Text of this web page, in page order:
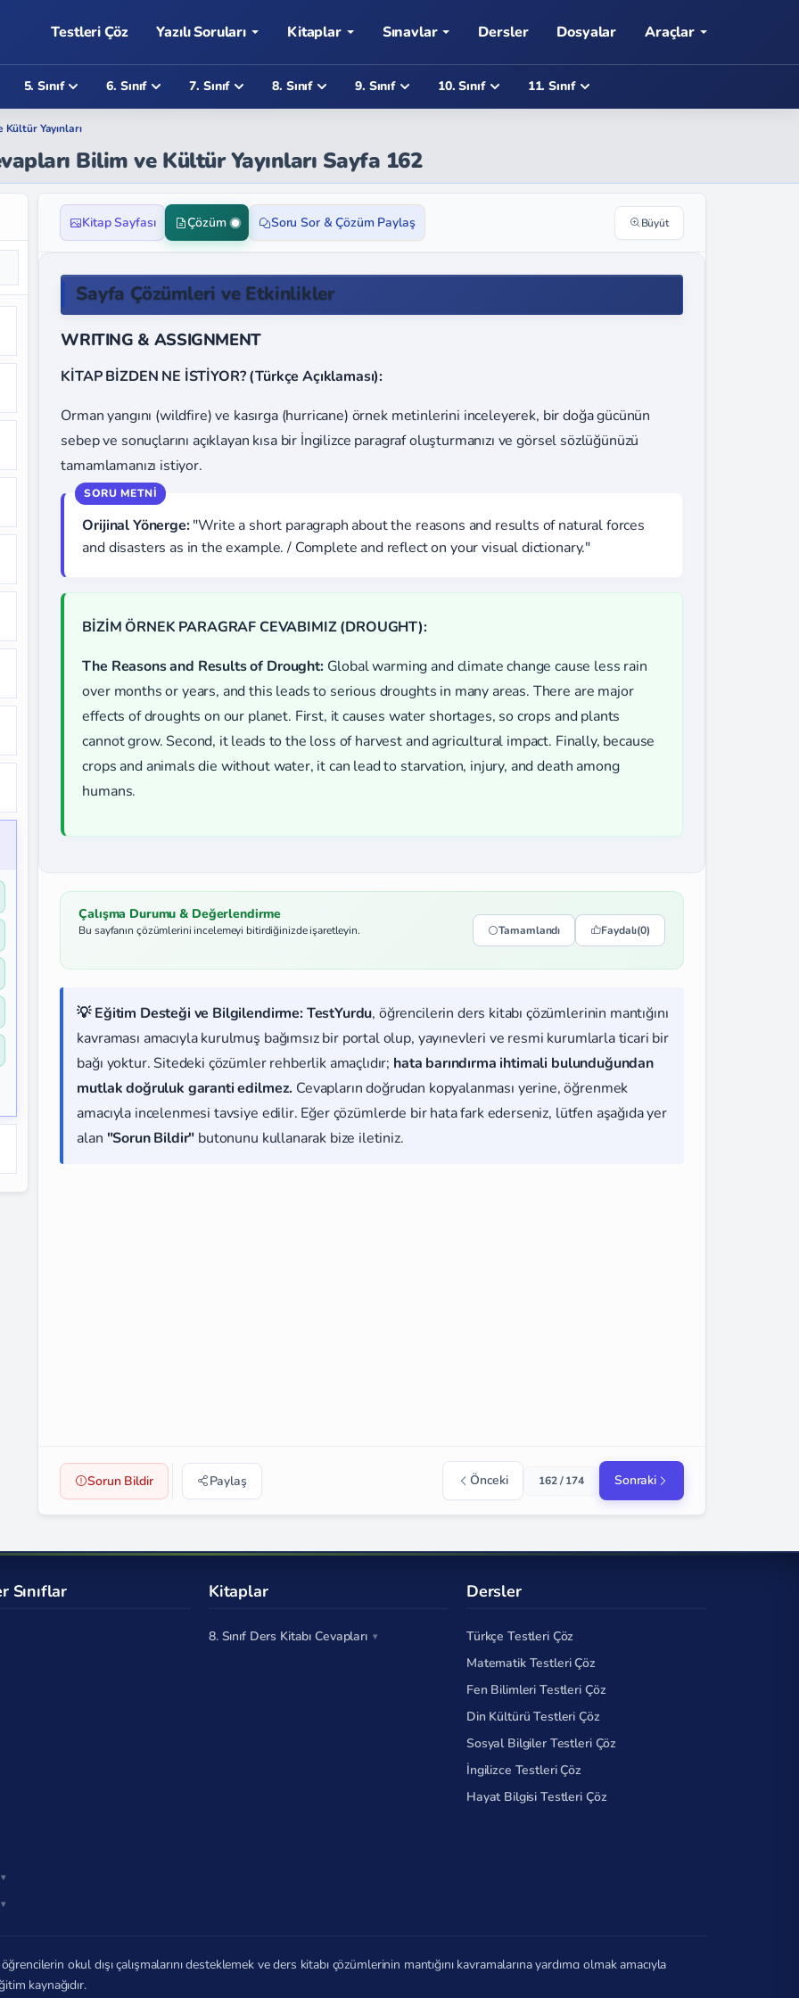
Testleri Çöz Yazılı Soruları Kitaplar Sınavlar Dersler Dosyalar Araçlar
5. Sınıf 6. Sınıf 7. Sınıf 8. Sınıf 9. Sınıf 10. Sınıf 11. Sınıf
Kültür Yayınları
Bilim ve Kültür Yayınları Sayfa 162
Kitap Sayfası Çözüm Soru Sor & Çözüm Paylaş Büyüt
Sayfa Çözümleri ve Etkinlikler
WRITING & ASSIGNMENT
KİTAP BİZDEN NE İSTİYOR? (Türkçe Açıklaması):
Orman yangını (wildfire) ve kasırga (hurricane) örnek metinlerini inceleyerek, bir doğa gücünün
sebep ve sonuçlarını açıklayan kısa bir İngilizce paragraf oluşturmanızı ve görsel sözlüğünüzü
tamamlamanızı istiyor.
Orijinal Yönerge:"Write a short paragraph about the reasons and results of natural forces
and disasters as in the example. / Complete and reflect on your visual dictionary."
BİZİM ÖRNEK PARAGRAF CEVABIMIZ (DROUGHT):
The Reasons and Results of Drought:Global warming and climate change cause less rain
over months or years, and this leads to serious droughts in many areas. There are major
effects of droughts on our planet. First, it causes water shortages, so crops and plants
cannot grow. Second, it leads to the loss of harvest and agricultural impact. Finally, because
crops and animals die without water, it can lead to starvation, injury, and death among
humans.
Çalışma Durumu & Değerlendirme
Bu sayfanın çözümlerini incelemeyi bitirdiğinizde işaretleyin. Tamamlandı Faydalı(0)
💡 Eğitim Desteği ve Bilgilendirme:TestYurdu, öğrencilerin ders kitabı çözümlerinin mantığını
kavraması amacıyla kurulmuş bağımsız bir portal olup, yayınevleri ve resmi kurumlarla ticari bir
bağı yoktur. Sitedeki çözümler rehberlik amaçlıdır; hata barındırma ihtimali bulunduğundan
mutlak doğruluk garanti edilmez. Cevapların doğrudan kopyalanması yerine, öğrenmek
amacıyla incelenmesi tavsiye edilir. Eğer çözümlerde bir hata fark ederseniz, lütfen aşağıda yer
alan "Sorun Bildir" butonunu kullanarak bize iletiniz.
Sorun Bildir Paylaş Önceki 162 / 174 Sonraki
Sınıflar Kitaplar
8. Sınıf Ders Kitabı Cevapları
Dersler
Türkçe Testleri Çöz
Matematik Testleri Çöz
Fen Bilimleri Testleri Çöz
Din Kültürü Testleri Çöz
Sosyal Bilgiler Testleri Çöz
İngilizce Testleri Çöz
Hayat Bilgisi Testleri Çöz
okul dışı çalışmalarını desteklemek ve ders kitabı çözümlerinin mantığını kavramalarına yardımcı olmak amacıyla
kaynağıdır.